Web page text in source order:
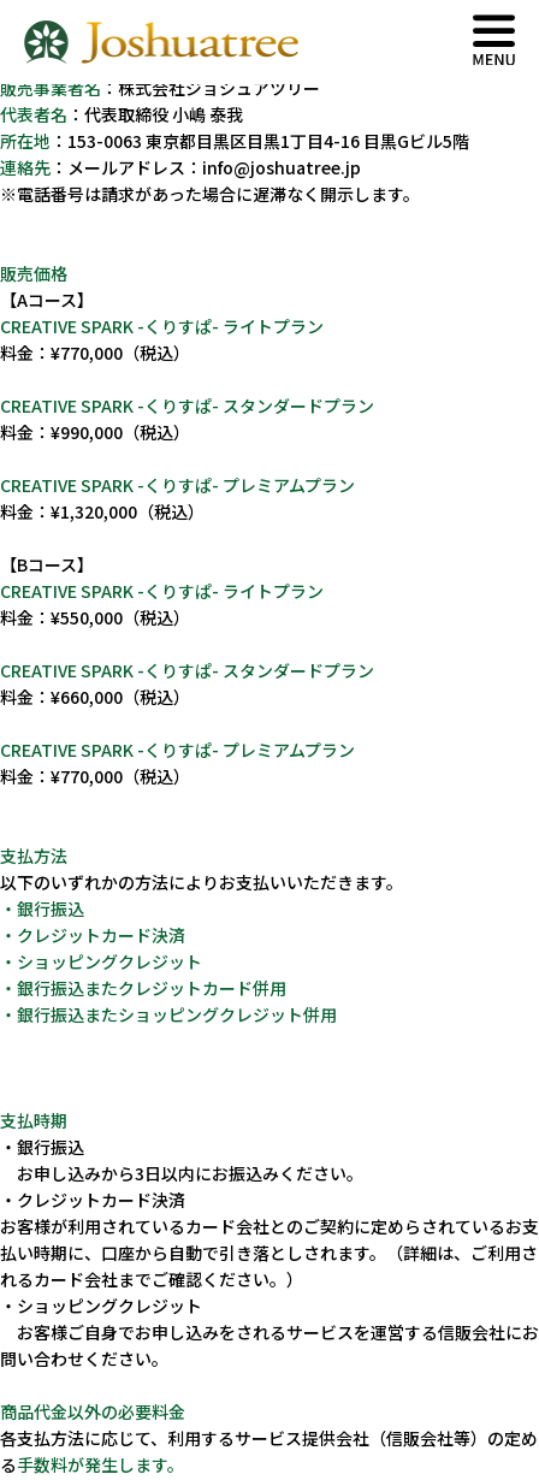
ジョシュアツリーとは
Service
事業紹介
特定商取引法に基づく表記
販売事業者名 ：株式会社ジョシュアツリー
代表者名 ：代表取締役 小嶋 泰我
所在地 ：153-0063 東京都目黒区目黒1丁目4-16 目黒Gビル5階
連絡先 ：メールアドレス：info@joshuatree.jp
※電話番号は請求があった場合に遅滞なく開示します。
販売価格
【Aコース】
CREATIVE SPARK -くりすぱ- ライトプラン
料金：¥770,000（税込）
CREATIVE SPARK -くりすぱ- スタンダードプラン
料金：¥990,000（税込）
CREATIVE SPARK -くりすぱ- プレミアムプラン
料金：¥1,320,000（税込）
【Bコース】
CREATIVE SPARK -くりすぱ- ライトプラン
料金：¥550,000（税込）
CREATIVE SPARK -くりすぱ- スタンダードプラン
料金：¥660,000（税込）
CREATIVE SPARK -くりすぱ- プレミアムプラン
料金：¥770,000（税込）
支払方法
以下のいずれかの方法によりお支払いいただきます。
・銀行振込
・クレジットカード決済
・ショッピングクレジット
・銀行振込またクレジットカード併用
・銀行振込またショッピングクレジット併用
支払時期
・銀行振込
お申し込みから3日以内にお振込みください。
・クレジットカード決済
お客様が利用されているカード会社とのご契約に定めらされているお支
払い時期に、口座から自動で引き落としされます。（詳細は、ご利用さ
れるカード会社までご確認ください。）
・ショッピングクレジット
お客様ご自身でお申し込みをされるサービスを運営する信販会社にお
問い合わせください。
商品代金以外の必要料金
各支払方法に応じて、利用するサービス提供会社（信販会社等）の定め
る手数料が発生します。